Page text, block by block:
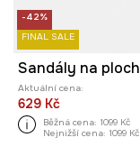
-42%
FINAL SALE
Aktuální cena:
629 Kč
Běžná cena: 1099 Kč
Nejnižší cena: 1099 Kč